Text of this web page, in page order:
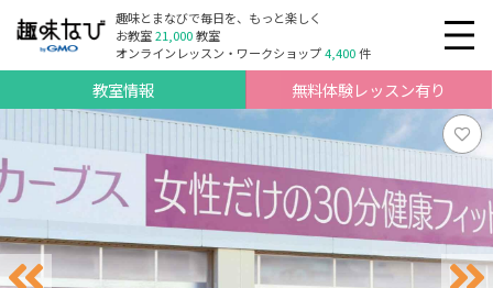
趣味とまなびで毎日を、もっと楽しく
お教室21,000教室
オンラインレッスン・ワークショップ4,400件
教室情報 無料体験レッスン有り